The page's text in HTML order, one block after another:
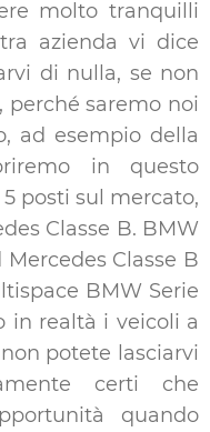
molto tranquilli
azienda vi dice
di nulla, se non
perché saremo noi
ad esempio della
in questo
posti sul mercato,
Classe B. BMW
Classe B
BMW Serie
in realtà i veicoli a
potete lasciarvi
certi che
quando